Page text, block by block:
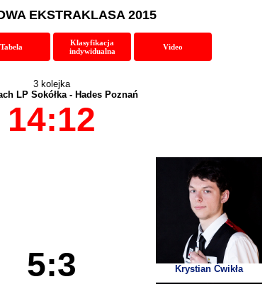
EKSTRAKLASA 2015
Tabela
Klasyfikacja
indywidualna
Video
3 kolejka
LP Sokółka - Hades Poznań
14:12
5:3 Krystian Ćwikła